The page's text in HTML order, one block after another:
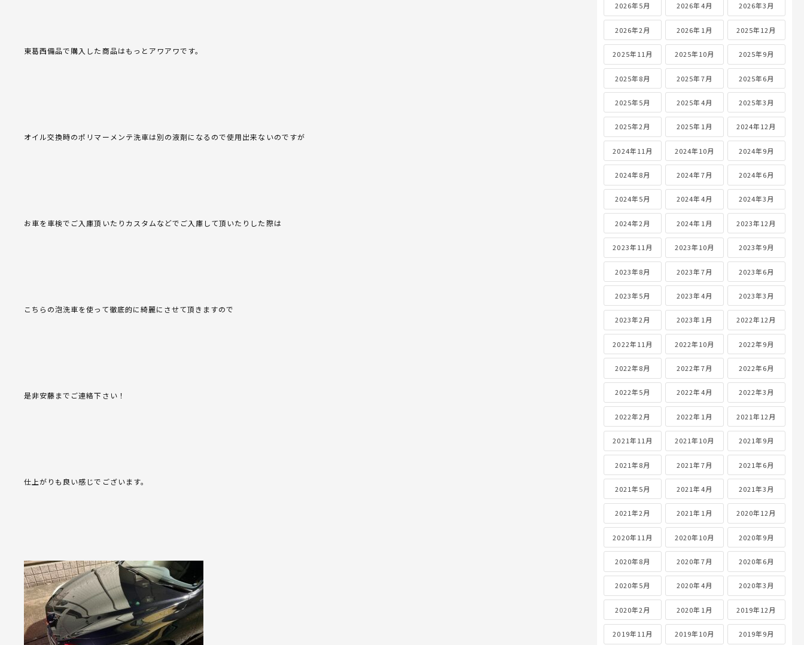
東葛西備品で購入した商品はもっとアワアワです。
オイル交換時のポリマーメンテ洗車は別の液剤になるので使用出来ないのですが
お車を車検でご入庫頂いたりカスタムなどでご入庫して頂いたりした際は
こちらの泡洗車を使って徹底的に綺麗にさせて頂きますので
是非安藤までご連絡下さい！
仕上がりも良い感じでございます。
2026年5月 2026年4月 2026年3月
2026年2月 2026年1月 2025年12月
2025年11月 2025年10月 2025年9月
2025年8月 2025年7月 2025年6月
2025年5月 2025年4月 2025年3月
2025年2月 2025年1月 2024年12月
2024年11月 2024年10月 2024年9月
2024年8月 2024年7月 2024年6月
2024年5月 2024年4月 2024年3月
2024年2月 2024年1月 2023年12月
2023年11月 2023年10月 2023年9月
2023年8月 2023年7月 2023年6月
2023年5月 2023年4月 2023年3月
2023年2月 2023年1月 2022年12月
2022年11月 2022年10月 2022年9月
2022年8月 2022年7月 2022年6月
2022年5月 2022年4月 2022年3月
2022年2月 2022年1月 2021年12月
2021年11月 2021年10月 2021年9月
2021年8月 2021年7月 2021年6月
2021年5月 2021年4月 2021年3月
2021年2月 2021年1月 2020年12月
2020年11月 2020年10月 2020年9月
2020年8月 2020年7月 2020年6月
2020年5月 2020年4月 2020年3月
2020年2月 2020年1月 2019年12月
2019年11月 2019年10月 2019年9月